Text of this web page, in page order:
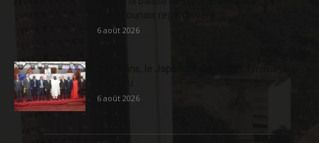
6 août 2026
6 août 2026